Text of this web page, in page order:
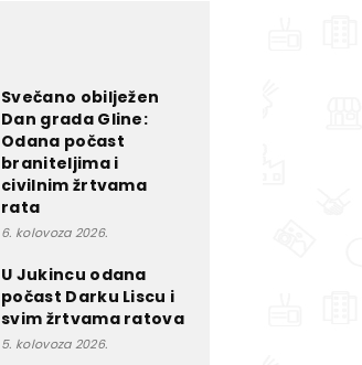
Svečano obilježen
Dan grada Gline:
Odana počast
braniteljima i
civilnim žrtvama
rata
6. kolovoza 2026.
U Jukincu odana
počast Darku Liscu i
svim žrtvama ratova
5. kolovoza 2026.